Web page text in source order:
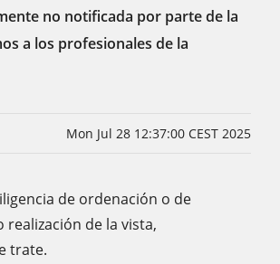
no notificada por parte de la
a los profesionales de la
Mon Jul 28 12:37:00 CEST 2025
de ordenación o de
de la vista,
trate.